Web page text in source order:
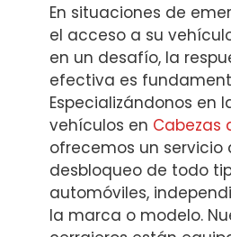
En situaciones de
el acceso a su
en un desafío, la
efectiva es
Especializándonos en
vehículos en Cabezas
ofrecemos un servicio
desbloqueo de todo
automóviles,
la marca o modelo.